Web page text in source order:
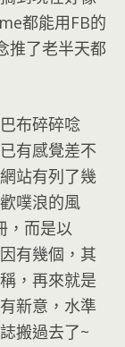
都能用FB的
推了老半天都
布碎碎唸
有感覺差不
站有列了幾
噗浪的風
，而是以
有幾個，其
，再來就是
新意，水準
搬過去了~